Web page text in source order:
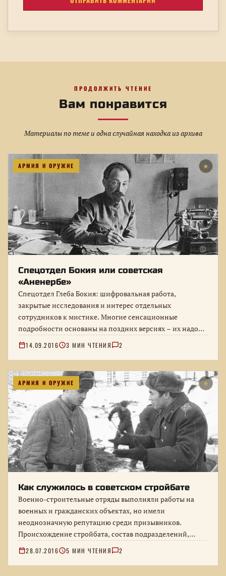
ПРОДОЛЖИТЬ ЧТЕНИЕ
Вам понравится
Материалы по теме и одна случайная находка из архива
АРМИЯ И ОРУЖИЕ ★
Спецотдел Бокия или советская
«Аненербе»
Спецотдел Глеба Бокия: шифровальная работа,
закрытые исследования и интерес отдельных
сотрудников к мистике. Многие сенсационные
подробности основаны на поздних версиях – их надо
отделять от…
14.09.2016 3 МИН ЧТЕНИЯ 2
АРМИЯ И ОРУЖИЕ ★
Как служилось в советском стройбате
Военно-строительные отряды выполняли работы на
военных и гражданских объектах, но имели
неоднозначную репутацию среди призывников.
Происхождение стройбата, состав подразделений,
служебный быт и причины многочисленных
28.07.2016 5 МИН ЧТЕНИЯ 2